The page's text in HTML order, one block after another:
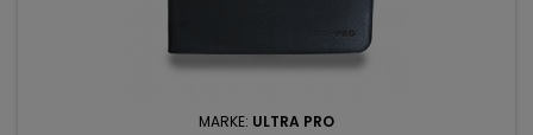
MARKE: ULTRA PRO